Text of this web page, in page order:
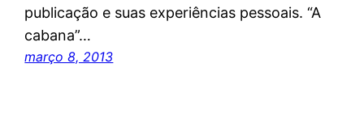
publicação e suas experiências pessoais. “A
cabana”…
março 8, 2013